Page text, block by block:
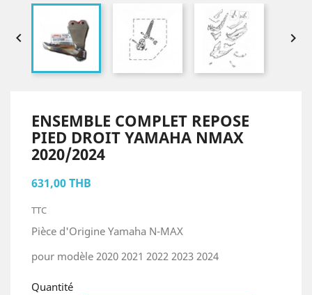
 
ENSEMBLE COMPLET REPOSE
PIED DROIT YAMAHA NMAX
2020/2024
631,00 THB
TTC
Pièce d'Origine Yamaha N-MAX
pour modèle 2020 2021 2022 2023 2024
Quantité